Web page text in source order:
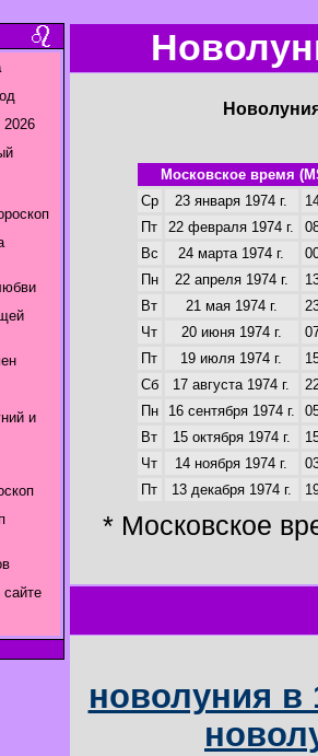
2026
и
Московское время
Ср
23 января 1974 г.
Пт
22 февраля 1974 г.
Вс
24 марта 1974 г.
Пн
22 апреля 1974 г.
Вт
21 мая 1974 г.
Чт
20 июня 1974 г.
Пт
19 июля 1974 г.
Сб
17 августа 1974 г.
Пн
16 сентября 1974 г.
Вт
15 октября 1974 г.
Чт
14 ноября 1974 г.
Пт
13 декабря 1974 г.
* Московское
новолуния в